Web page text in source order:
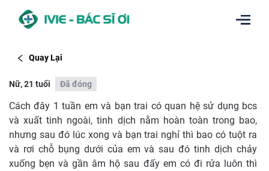
Quay Lại
Nữ, 21 tuổi Đã đóng
Cách đây 1 tuần em và bạn trai có quan hệ sử dụng bcs
và xuất tinh ngoài, tinh dịch nằm hoàn toàn trong bao,
nhưng sau đó lúc xong và bạn trai nghỉ thì bao có tuột ra
và rơi chỗ bụng dưới của em và sau đó tinh dịch chảy
xuống bẹn và gần âm hộ sau đấy em có đi rửa luôn thì